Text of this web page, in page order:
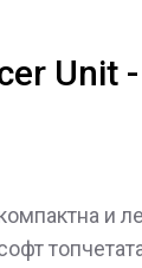
Unit
и